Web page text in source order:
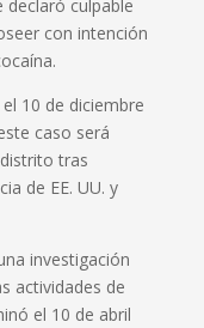
declaró culpable
con intención
10 de diciembre
caso será
tras
de EE. UU. y
investigación
actividades de
el 10 de abril